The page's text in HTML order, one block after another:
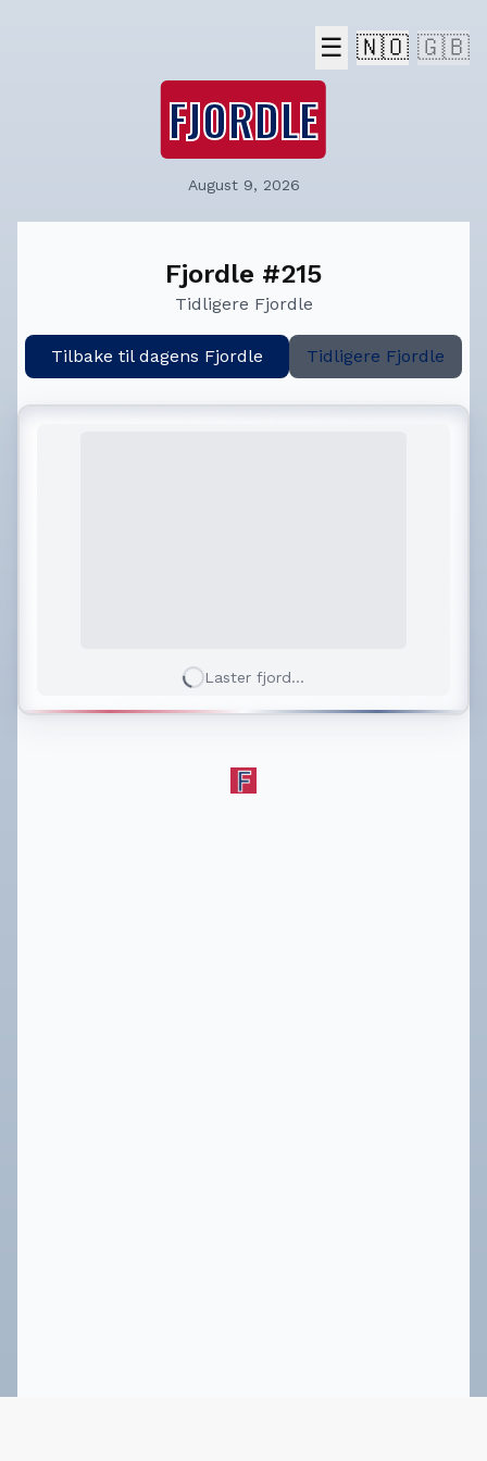
☰ 🇳🇴 🇬🇧
FJORDLE
August 9, 2026
Fjordle #215
Tidligere Fjordle
Tilbake til dagens Fjordle Tidligere Fjordle
Laster fjord...